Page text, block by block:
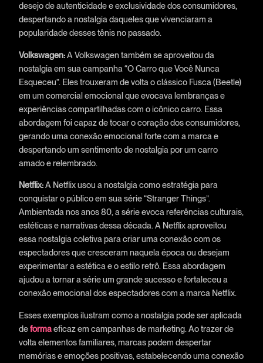
desejo de autenticidade e exclusividade dos consumidores,
despertando a nostalgia daqueles que vivenciaram a
popularidade desses tênis no passado.
Volkswagen:A Volkswagen também se aproveitou da
nostalgia em sua campanha “O Carro que Você Nunca
Esqueceu”. Eles trouxeram de volta o clássico Fusca (Beetle)
em um comercial emocional que evocava lembranças e
experiências compartilhadas com o icônico carro. Essa
abordagem foi capaz de tocar o coração dos consumidores,
gerando uma conexão emocional forte com a marca e
despertando um sentimento de nostalgia por um carro
amado e relembrado.
Netflix:A Netflix usou a nostalgia como estratégia para
conquistar o público em sua série “Stranger Things”.
Ambientada nos anos 80, a série evoca referências culturais,
estéticas e narrativas dessa década. A Netflix aproveitou
essa nostalgia coletiva para criar uma conexão com os
espectadores que cresceram naquela época ou desejam
experimentar a estética e o estilo retrô. Essa abordagem
ajudou a tornar a série um grande sucesso e fortaleceu a
conexão emocional dos espectadores com a marca Netflix.
Esses exemplos ilustram como a nostalgia pode ser aplicada
deformaeficaz em campanhas de marketing. Ao trazer de
volta elementos familiares, marcas podem despertar
memórias e emoções positivas, estabelecendo uma conexão